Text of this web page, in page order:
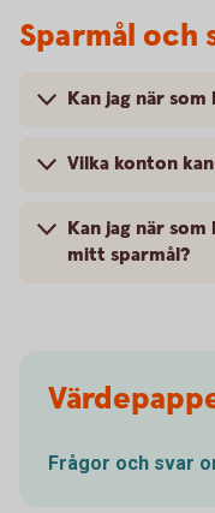
Sparmål och
Kan jag när
Vilka konton
Kan jag när
mitt sparmål?
Frågor och svar